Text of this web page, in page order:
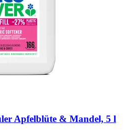
Apfelblüte & Mandel, 5 l